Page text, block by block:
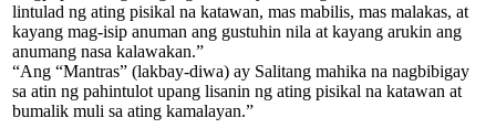
lintulad ng ating pisikal na katawan, mas mabi­lis, mas malakas, at
kayang mag-isip anu­man ang gustuhin nila at kayang arukin ang
anumang nasa kalawakan.”
“Ang “Mantras” (lakbay-diwa) ay Sali­tang mahika na nagbibigay
sa atin ng pahintulot upang lisanin ng ating pisikal na katawan at
bu­malik muli sa ating kamalayan.”